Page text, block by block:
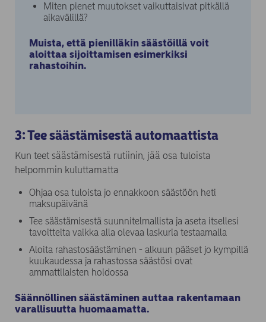
Miten pienet muutokset vaikuttaisivat pitkällä
aikavälillä?
Muista, että pienilläkin säästöillä voit
aloittaa sijoittamisen esimerkiksi
rahastoihin(opens in new window)
.
3: Tee säästämisestä automaattista
Kun teet säästämisestä rutiinin, jää osa tuloista
helpommin kuluttamatta
Ohjaa osa tuloista jo ennakkoon säästöön heti
maksupäivänä
Tee säästämisestä suunnitelmallista ja aseta itsellesi
tavoitteita vaikka alla olevaa laskuria testaamalla
Aloita rahastosäästäminen - alkuun pääset jo kympillä
kuukaudessa ja rahastossa säästösi ovat
ammattilaisten hoidossa
Säännöllinen säästäminen auttaa rakentamaan
varallisuutta huomaamatta.